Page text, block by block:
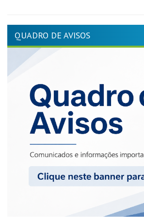
QUADRO DE AVISOS